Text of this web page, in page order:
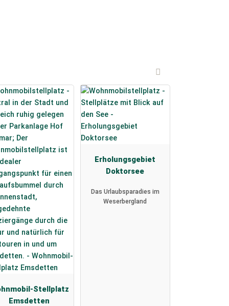
Stellplatz
Emsdetten
Erholungsgebiet
Doktorsee
Das Urlaubsparadies im
Weserbergland